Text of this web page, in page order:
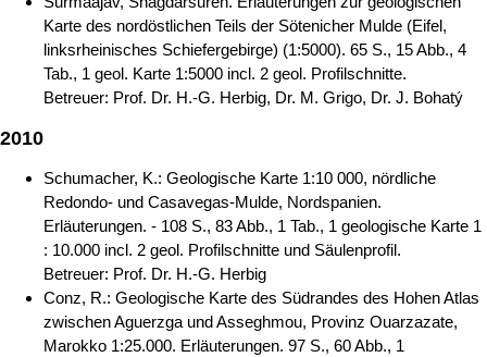
Karte des nordöstlichen Teils der Sötenicher Mulde (Eifel,
linksrheinisches Schiefergebirge) (1:5000). 65 S., 15 Abb., 4
Tab., 1 geol. Karte 1:5000 incl. 2 geol. Profilschnitte.
Betreuer: Prof. Dr. H.-G. Herbig, Dr. M. Grigo, Dr. J. Bohatý
2010
Schumacher, K.: Geologische Karte 1:10 000, nördliche
Redondo- und Casavegas-Mulde, Nordspanien.
Erläuterungen. - 108 S., 83 Abb., 1 Tab., 1 geologische Karte 1
: 10.000 incl. 2 geol. Profilschnitte und Säulenprofil.
Betreuer: Prof. Dr. H.-G. Herbig
Conz, R.: Geologische Karte des Südrandes des Hohen Atlas
zwischen Aguerzga und Asseghmou, Provinz Ouarzazate,
Marokko 1:25.000. Erläuterungen. 97 S., 60 Abb., 1